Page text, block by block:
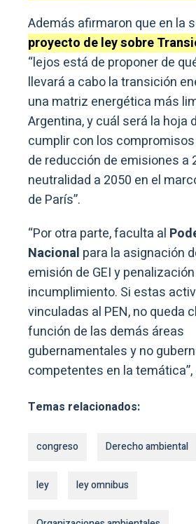
Además afirmaron que en la
proyecto de ley sobre
“lejos está de proponer de
llevará a cabo la transición
una matriz energética más
Argentina, y cuál será la hoja
cumplir con los
de reducción de emisiones a
neutralidad a 2050 en el
de París”.
“Por otra parte, faculta al
Nacional para la asignación
emisión de GEI y
incumplimiento. Si estas
vinculadas al PEN, no queda
función de las demás áreas
gubernamentales y no
competentes en la
Temas relacionados:
congreso Derecho ambiental
ley ley omnibus